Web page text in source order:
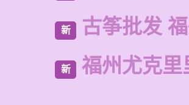
新 古筝批发
新 福州尤克里